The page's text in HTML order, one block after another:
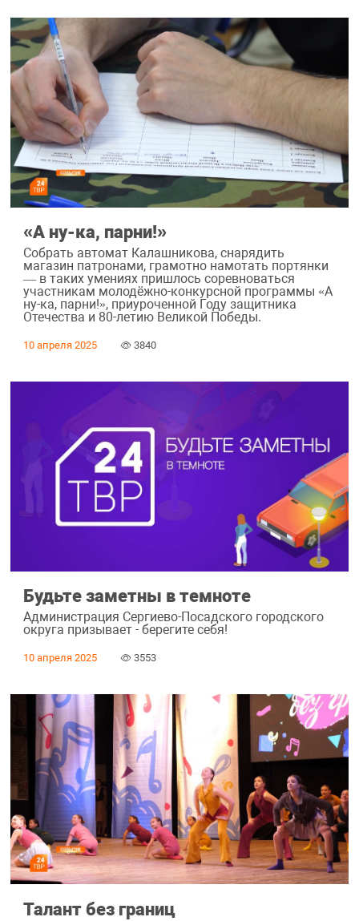
«А ну-ка, парни!»
Собрать автомат Калашникова, снарядить
магазин патронами, грамотно намотать портянки
— в таких умениях пришлось соревноваться
участникам молодёжно-конкурсной программы «А
ну-ка, парни!», приуроченной Году защитника
Отечества и 80-летию Великой Победы.
10 апреля 2025 3840
Будьте заметны в темноте
Администрация Сергиево-Посадского городского
округа призывает - берегите себя!
10 апреля 2025 3553
Талант без границ